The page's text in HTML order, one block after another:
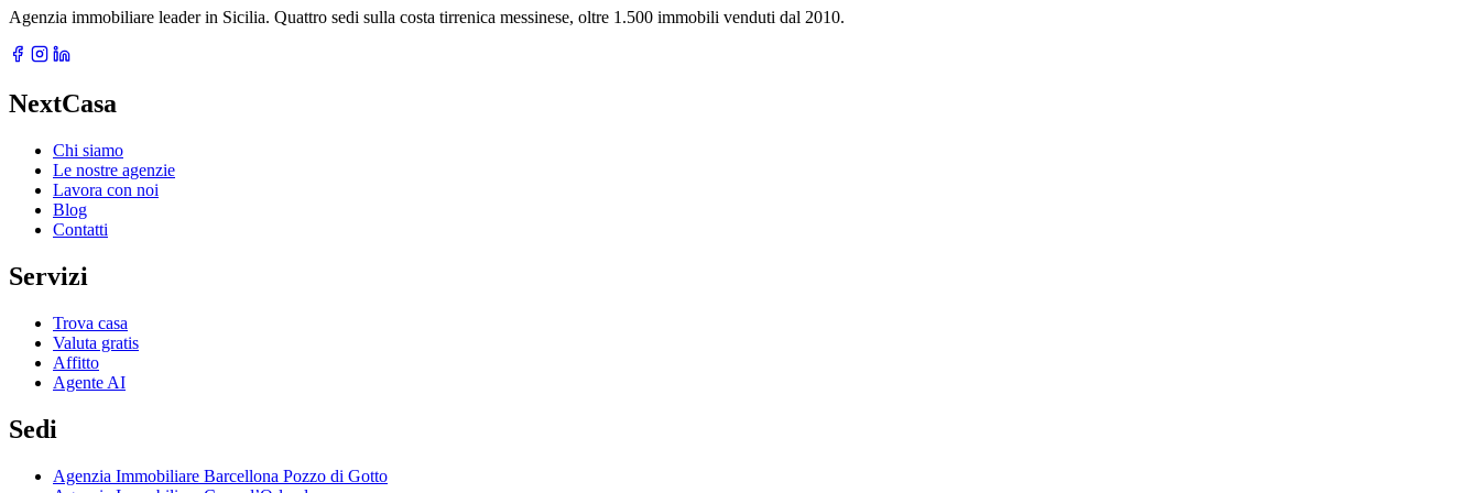
Agenzia immobiliare leader in Sicilia. Quattro sedi sulla costa tirrenica messinese, oltre 1.500 immobili venduti dal 2010.
NextCasa
Chi siamo
Le nostre agenzie
Lavora con noi
Blog
Contatti
Servizi
Trova casa
Valuta gratis
Affitto
Agente AI
Sedi
Agenzia Immobiliare Barcellona Pozzo di Gotto